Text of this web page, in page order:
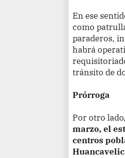
En ese
como
paraderos,
habrá
tránsito de
Prórroga
Por otro
marzo, el
centros